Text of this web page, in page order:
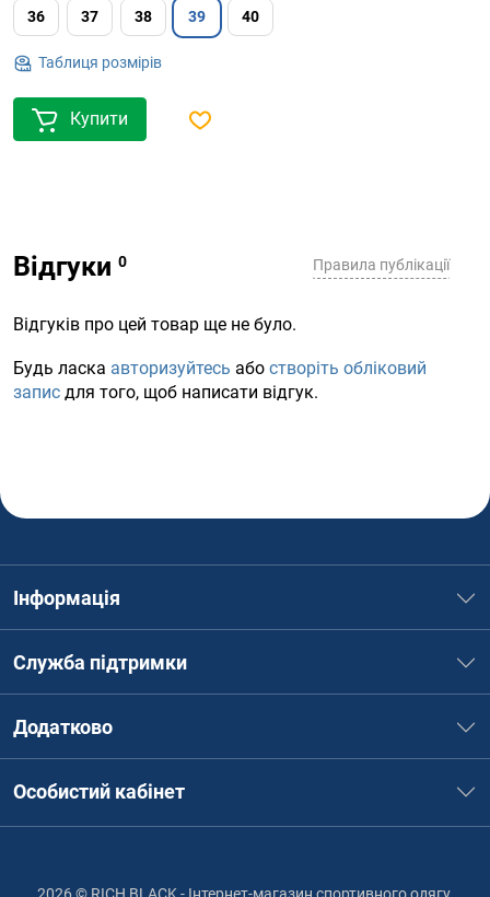
36 37 38 39 40
Таблиця розмірів
Купити
Відгуки Правила публікації
Відгуків про цей товар ще не було.
Будь ласка авторизуйтесь або створіть обліковий
запис для того, щоб написати відгук.
Інформація
Служба підтримки
Додатково
Особистий кабінет